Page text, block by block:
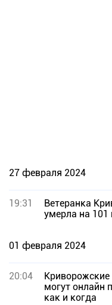
27 февраля 2024
19:31
Ветеранка
умерла на 101
01 февраля 2024
20:04
могут онлайн
как и когда